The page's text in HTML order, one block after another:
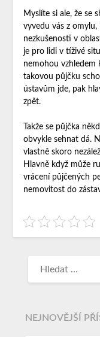
Myslíte si ale, že se
vyvedu vás z omylu,
nezkušenosti v
je pro lidi v tíživé
nemohou vzhledem
takovou půjčku
ústavům jde, pak
zpět.
Takže se půjčka
obvykle sehnat dá.
vlastně skoro
Hlavně když může
vrácení půjčených
nemovitost do
NEJNOVĚJŠÍ